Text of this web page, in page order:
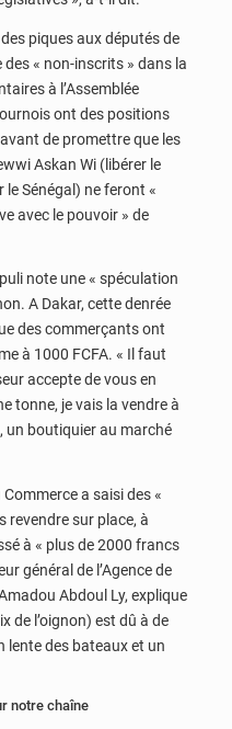
piques aux députés de
des « non-inscrits » dans la
à l’Assemblée
ont des positions
de promettre que les
Askan Wi (libérer le
le Sénégal) ne feront «
avec le pouvoir » de
note une « spéculation
A Dakar, cette denrée
des commerçants ont
à 1000 FCFA. « Il faut
accepte de vous en
tonne, je vais la vendre à
un boutiquier au marché
a saisi des «
revendre sur place, à
à « plus de 2000 francs
général de l’Agence de
Abdoul Ly, explique
de l’oignon) est dû à de
lente des bateaux et un
notre chaîne